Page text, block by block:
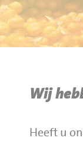
Werken en
BBQ
Wij
Heeft u